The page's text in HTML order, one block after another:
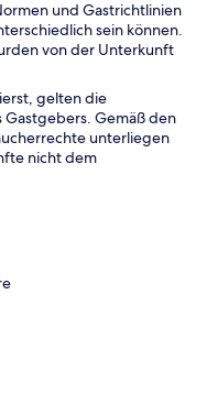
und Gastrichtlinien
sein können.
von der Unterkunft
gelten die
Gemäß den
unterliegen
nicht dem